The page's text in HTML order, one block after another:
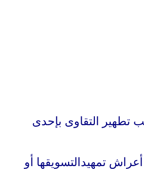
تطهير التقاوى بإحدى
فى صورة أعراش تمهيدالتسويقها أو